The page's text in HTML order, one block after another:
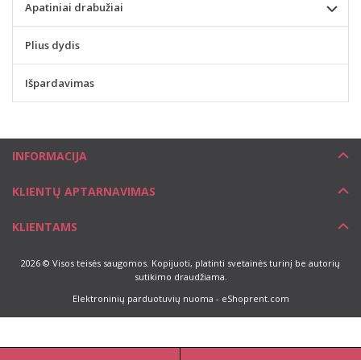
Apatiniai drabužiai
Plius dydis
Išpardavimas
INFORMACIJA
KLIENTŲ APTARNAVIMAS
KLIENTAMS
2026 © Visos teisės saugomos. Kopijuoti, platinti svetainės turinį be autorių
sutikimo draudžiama.
Elektroninių parduotuvių nuoma - eShoprent.com